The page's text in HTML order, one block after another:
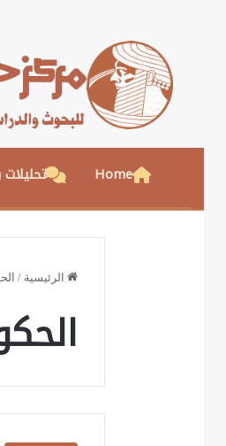
Home تحليلات
الرئيسية /